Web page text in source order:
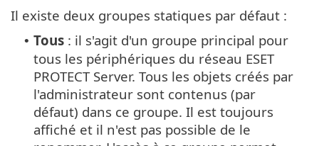
Il existe deux groupes statiques par défaut :
• Tous : il s'agit d'un groupe principal pour
tous les périphériques du réseau ESET
PROTECT Server. Tous les objets créés par
l'administrateur sont contenus (par
défaut) dans ce groupe. Il est toujours
affiché et il n'est pas possible de le